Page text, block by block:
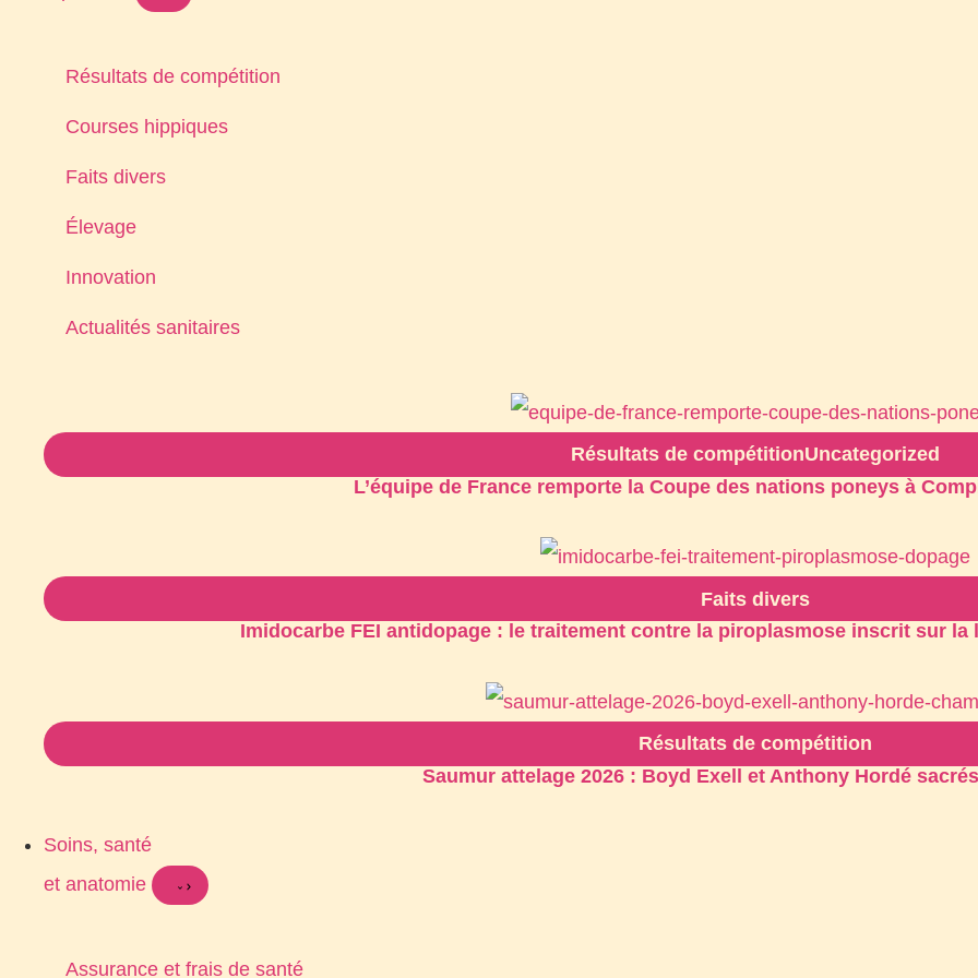
Résultats de compétition
Courses hippiques
Faits divers
Élevage
Innovation
Actualités sanitaires
Résultats de compétitionUncategorized
L’équipe de France remporte la Coupe des nations poneys à
Faits divers
Imidocarbe FEI antidopage : le traitement contre la piroplasmose inscrit sur
Résultats de compétition
Saumur attelage 2026 : Boyd Exell et Anthony Hordé
Soins, santé
et anatomie
Assurance et frais de santé